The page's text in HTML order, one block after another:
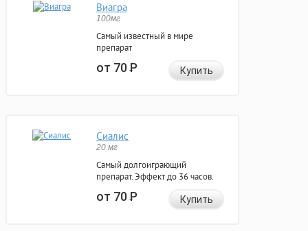
Виагра
100мг
Самый известный в мире
препарат
от 70Р Купить
Сиалис
20 мг
Самый долгоиграющий
препарат. Эффект до 36 часов.
от 70Р Купить